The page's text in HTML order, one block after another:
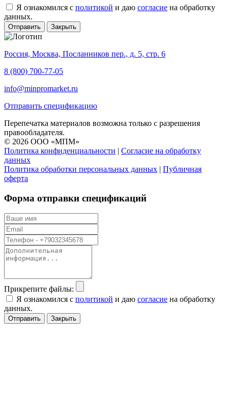
Я ознакомился с политикой и даю согласие на обработку
данных.
Отправить Закрыть
Россия, Москва, Посланников пер., д. 5, стр. 6
8 (800) 700-77-05
info@minpromarket.ru
Отправить спецификацию
Перепечатка материалов возможна только с разрешения
правообладателя.
© 2026 ООО «МПМ»
Политика конфиденциальности | Согласие на обработку
данных
Политика обработки персональных данных | Публичная
оферта
Форма отправки спецификаций
Прикрепите файлы:
Я ознакомился с политикой и даю согласие на обработку
данных.
Отправить Закрыть